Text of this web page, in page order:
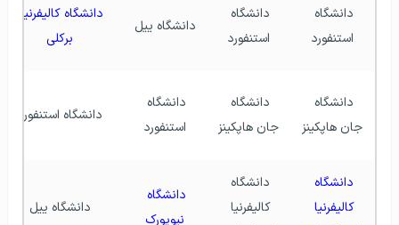
استنفورد
استنفورد
دانشگاه ییل
برکلی
جان هاپکینز
جان هاپکینز
استنفورد
دانشگاه استنفورد
نیویورک
دانشگاه ییل